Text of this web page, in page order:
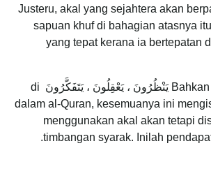
Justeru, akal yang sejahtera akan
sapuan khuf di bahagian atasnya
yang tepat kerana ia bertepatan
Bahkan penggunaan lafaz يَنْظُرُونَ ، يَعْقِلُونَ ، يَتَفَكَّرُونَ di
dalam al-Quran, kesemuanya ini
menggunakan akal akan tetapi
timbangan syarak. Inilah